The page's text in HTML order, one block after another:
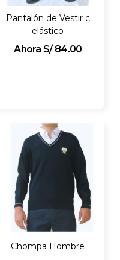
Pantalón de Vestir c
elástico
S/ 84.00
Chompa Hombre